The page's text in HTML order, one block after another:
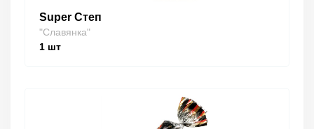
Super Степ
"Славянка"
1 шт